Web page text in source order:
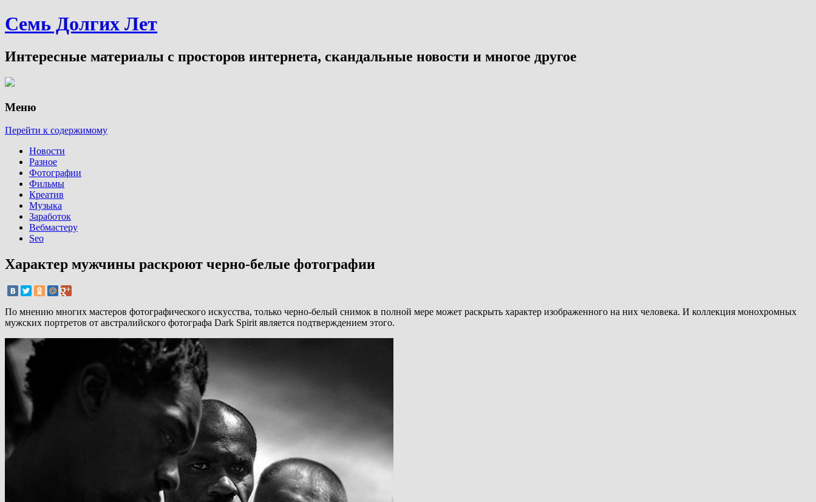
Семь Долгих Лет
Интересные материалы с просторов интернета, скандальные новости и многое другое
Меню
Перейти к содержимому
Новости
Разное
Фотографии
Фильмы
Креатив
Музыка
Заработок
Вебмастеру
Seo
Характер мужчины раскроют черно-белые фотографии
По мнению многих мастеров фотографического искусства, только черно-белый снимок в полной мере может раскрыть характер изображенного на них человека. И коллекция монохромных
мужских портретов от австралийского фотографа Dark Spirit является подтверждением этого.